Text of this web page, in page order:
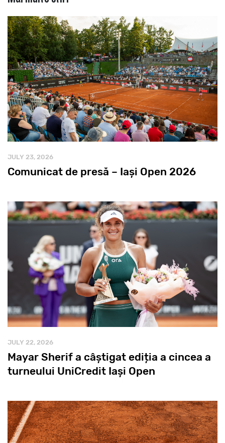
JULY 23, 2026
Comunicat de presă – Iași Open 2026
JULY 22, 2026
Mayar Sherif a câștigat ediția a cincea a
turneului UniCredit Iași Open